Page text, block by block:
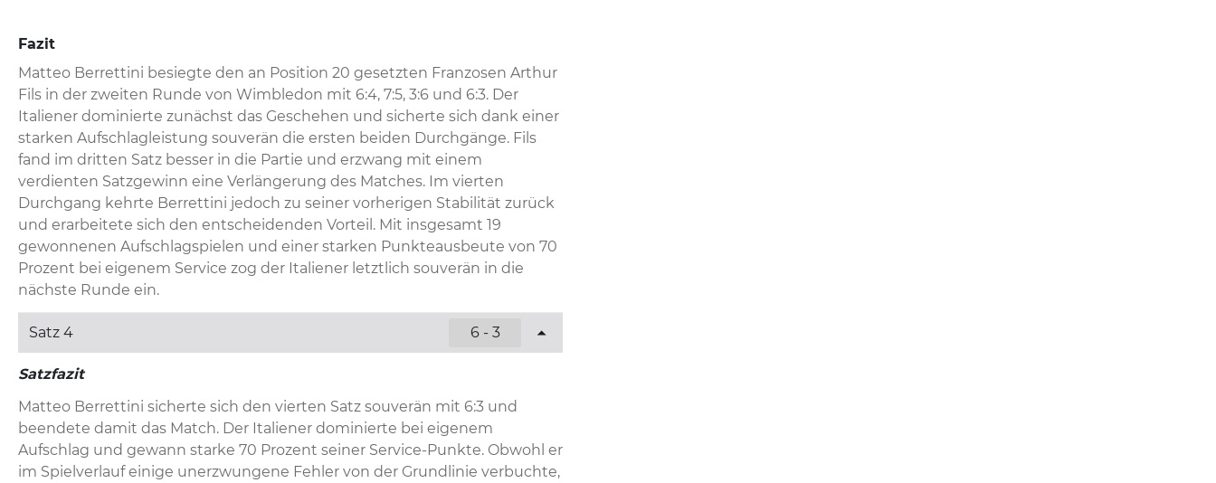
Fazit
Matteo Berrettini besiegte den an Position 20 gesetzten Franzosen Arthur
Fils in der zweiten Runde von Wimbledon mit 6:4, 7:5, 3:6 und 6:3. Der
Italiener dominierte zunächst das Geschehen und sicherte sich dank einer
starken Aufschlagleistung souverän die ersten beiden Durchgänge. Fils
fand im dritten Satz besser in die Partie und erzwang mit einem
verdienten Satzgewinn eine Verlängerung des Matches. Im vierten
Durchgang kehrte Berrettini jedoch zu seiner vorherigen Stabilität zurück
und erarbeitete sich den entscheidenden Vorteil. Mit insgesamt 19
gewonnenen Aufschlagspielen und einer starken Punkteausbeute von 70
Prozent bei eigenem Service zog der Italiener letztlich souverän in die
nächste Runde ein.
Satz 4 6 - 3
Satzfazit
Matteo Berrettini sicherte sich den vierten Satz souverän mit 6:3 und
beendete damit das Match. Der Italiener dominierte bei eigenem
Aufschlag und gewann starke 70 Prozent seiner Service-Punkte. Obwohl er
im Spielverlauf einige unerzwungene Fehler von der Grundlinie verbuchte,